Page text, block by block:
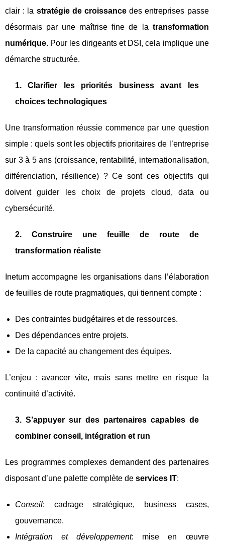
clair : la stratégie de croissance des entreprises passe
désormais par une maîtrise fine de la transformation
numérique. Pour les dirigeants et DSI, cela implique une
démarche structurée.
1. Clarifier les priorités business avant les
choices technologiques
Une transformation réussie commence par une question
simple : quels sont les objectifs prioritaires de l’entreprise
sur 3 à 5 ans (croissance, rentabilité, internationalisation,
différenciation, résilience) ? Ce sont ces objectifs qui
doivent guider les choix de projets cloud, data ou
cybersécurité.
2. Construire une feuille de route de
transformation réaliste
Inetum accompagne les organisations dans l’élaboration
de feuilles de route pragmatiques, qui tiennent compte :
Des contraintes budgétaires et de ressources.
Des dépendances entre projets.
De la capacité au changement des équipes.
L’enjeu : avancer vite, mais sans mettre en risque la
continuité d’activité.
3. S’appuyer sur des partenaires capables de
combiner conseil, intégration et run
Les programmes complexes demandent des partenaires
disposant d’une palette complète de services IT:
Conseil: cadrage stratégique, business cases,
gouvernance.
Intégration et développement: mise en œuvre